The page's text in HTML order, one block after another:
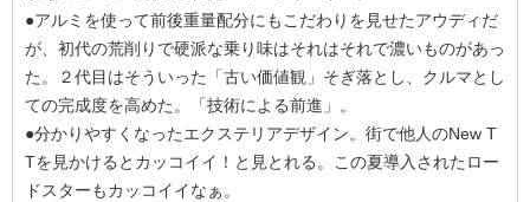
●アルミを使って前後重量配分にもこだわりを見せたアウディだ
が、初代の荒削りで硬派な乗り味はそれはそれで濃いものがあっ
た。２代目はそういった「古い価値観」そぎ落とし、クルマとし
ての完成度を高めた。「技術による前進」。
●分かりやすくなったエクステリアデザイン。街で他人のNew T
Tを見かけるとカッコイイ！と見とれる。この夏導入されたロー
ドスターもカッコイイなぁ。